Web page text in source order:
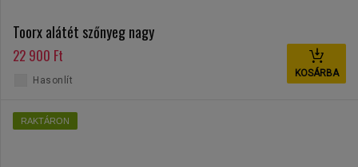
Toorx alátét szőnyeg nagy
22 900 Ft
KOSÁRBA
Hasonlít
RAKTÁRON